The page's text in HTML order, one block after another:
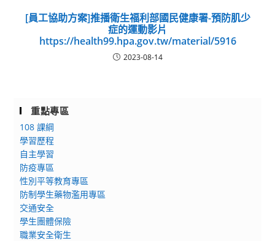
[員工協助方案]推播衛生福利部國民健康署-預防肌少
症的運動影片
https://health99.hpa.gov.tw/material/5916
2023-08-14
重點專區
108 課綱
學習歷程
自主學習
防疫專區
性別平等教育專區
防制學生藥物濫用專區
交通安全
學生團體保險
職業安全衛生